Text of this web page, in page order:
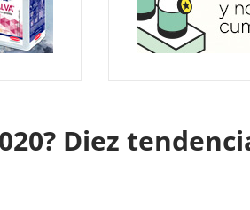
Diez